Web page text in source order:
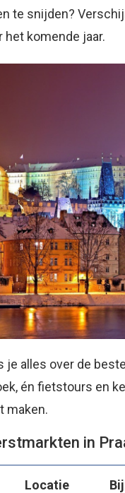
te snijden?
het komende jaar.
je alles over de
én fietstours en
maken.
in
Locatie